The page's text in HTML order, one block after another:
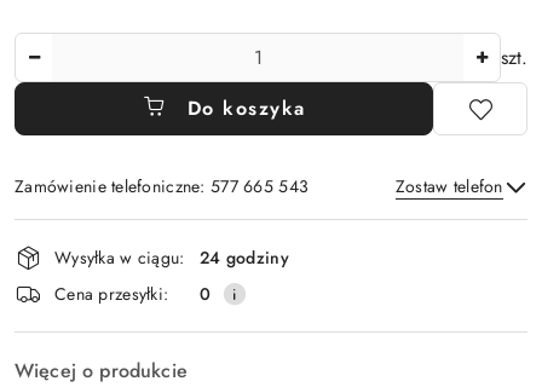
szt.
Do koszyka
Zamówienie telefoniczne: 577 665 543 Zostaw telefon
Wyślij
Dostępność
i
dostawa
Wysyłka w ciągu:
24 godziny
Cena przesyłki:
0
Więcej o produkcie